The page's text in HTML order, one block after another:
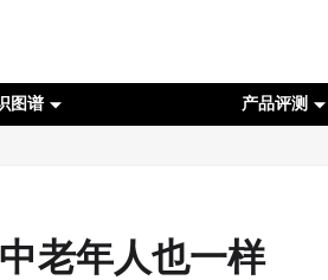
图谱 产品评测
老年人也一样